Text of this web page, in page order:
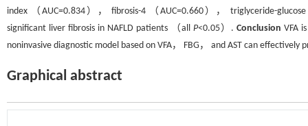
index （AUC=0.834）， fibrosis-4 （AUC=0.660）， triglyceride-
significant liver fibrosis in NAFLD patients （all P<0.05）.Conclusion VFA
noninvasive diagnostic model based on VFA， FBG， and AST can
Graphical abstract